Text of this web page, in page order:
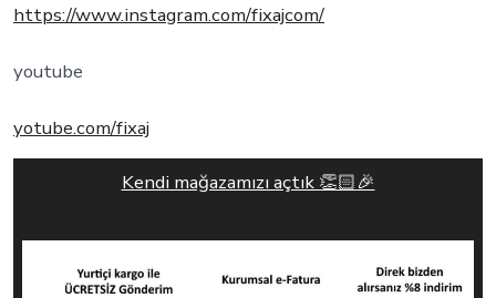
https://www.instagram.com/fixajcom/
youtube
yotube.com/fixaj
Kendi mağazamızı açtık 👏🏻🎉